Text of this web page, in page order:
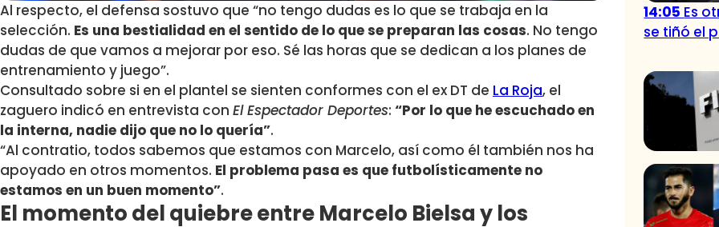
Al respecto, el defensa sostuvo que “no tengo dudas es lo que se trabaja en la
selección. Es una bestialidad en el sentido de lo que se preparan las cosas. No tengo
dudas de que vamos a mejorar por eso. Sé las horas que se dedican a los planes de
entrenamiento y juego”.
Consultado sobre si en el plantel se sienten conformes con el ex DT de La Roja, el
zaguero indicó en entrevista con El Espectador Deportes: “Por lo que he escuchado en
la interna, nadie dijo que no lo quería”.
“Al contratio, todos sabemos que estamos con Marcelo, así como él también nos ha
apoyado en otros momentos. El problema pasa es que futbolísticamente no
estamos en un buen momento”.
El momento del quiebre entre Marcelo Bielsa y los
14:05 Es
se tiñó el